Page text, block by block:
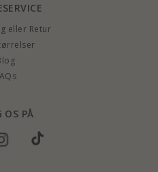
eller Retur
OS PÅ